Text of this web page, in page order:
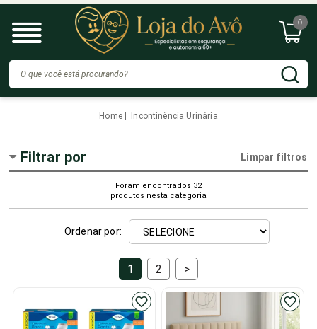
0
Home Incontinência Urinária
Filtrar por Limpar filtros
Foram encontrados 32
produtos nesta categoria
Ordenar por:
1 2 >